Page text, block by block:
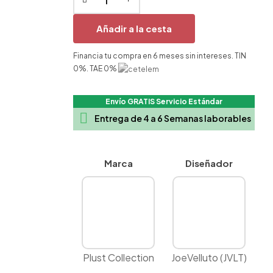
Añadir a la cesta
Financia tu compra en 6 meses sin intereses. TIN
0%. TAE 0%
Envío GRATIS Servicio Estándar
 Entrega de 4 a 6 Semanas laborables
Marca
Plust Collection
Diseñador
JoeVelluto (JVLT)